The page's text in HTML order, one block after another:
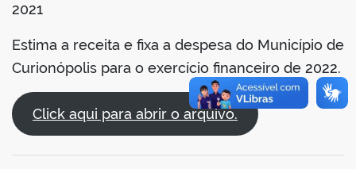
2021
Estima a receita e fixa a despesa do Município de
Curionópolis para o exercício financeiro de 2022.
Click aqui para abrir o arquivo.